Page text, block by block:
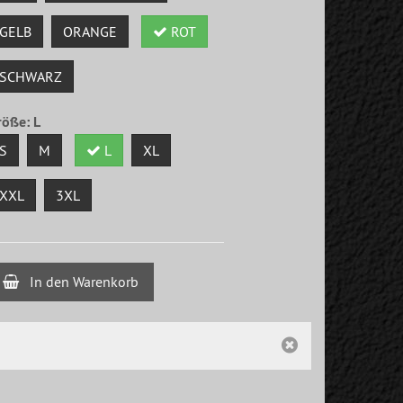
GELB ORANGE ROT
SCHWARZ
L
S M L XL
XXL 3XL
In den Warenkorb